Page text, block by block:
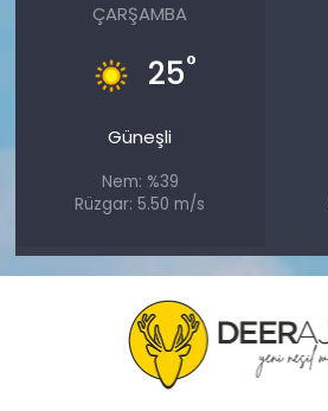
ÇARŞAMBA
25°
Güneşli
Nem: %39
Rüzgar: 5.50 m/s